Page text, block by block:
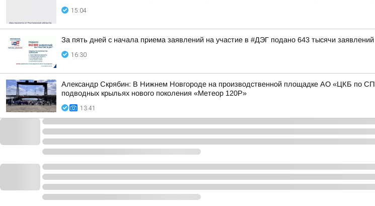
15:04
За пять дней с начала приема заявлений на участие в #ДЭГ подано 643 тысячи заявлений
16:30
Александр Скрябин: В Нижнем Новгороде на производственной площадке АО «ЦКБ по
подводных крыльях нового поколения «Метеор 120Р»
13:41